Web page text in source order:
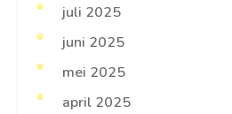
juli 2025
juni 2025
mei 2025
april 2025